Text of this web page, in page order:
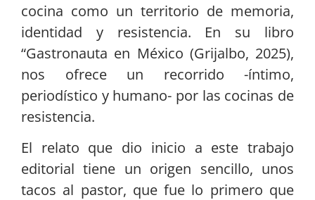
cocina como un territorio de memoria,
identidad y resistencia. En su libro
“Gastronauta en México (Grijalbo, 2025),
nos ofrece un recorrido -íntimo,
periodístico y humano- por las cocinas de
resistencia.
El relato que dio inicio a este trabajo
editorial tiene un origen sencillo, unos
tacos al pastor, que fue lo primero que